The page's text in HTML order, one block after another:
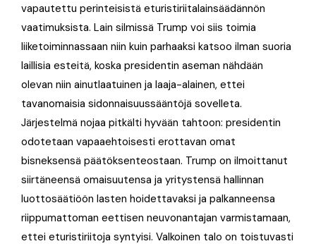
vapautettu perinteisistä eturistiriitalainsäädännön
vaatimuksista. Lain silmissä Trump voi siis toimia
liiketoiminnassaan niin kuin parhaaksi katsoo ilman suoria
laillisia esteitä, koska presidentin aseman nähdään
olevan niin ainutlaatuinen ja laaja-alainen, ettei
tavanomaisia sidonnaisuussääntöjä sovelleta.
Järjestelmä nojaa pitkälti hyvään tahtoon: presidentin
odotetaan vapaaehtoisesti erottavan omat
bisneksensä päätöksenteostaan. Trump on ilmoittanut
siirtäneensä omaisuutensa ja yritystensä hallinnan
luottosäätiöön lasten hoidettavaksi ja palkanneensa
riippumattoman eettisen neuvonantajan varmistamaan,
ettei eturistiriitoja syntyisi. Valkoinen talo on toistuvasti